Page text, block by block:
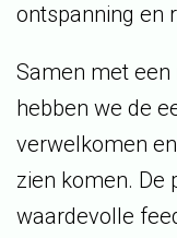
ontspanning en
Samen met
hebben we de
verwelkomen
zien komen. De
waardevolle